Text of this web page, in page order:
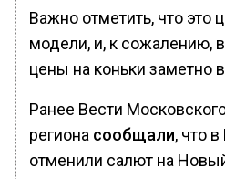
Важно отметить, что это
модели, и, к сожалению,
цены на коньки заметно
Ранее Вести
региона сообщали, что
отменили салют на